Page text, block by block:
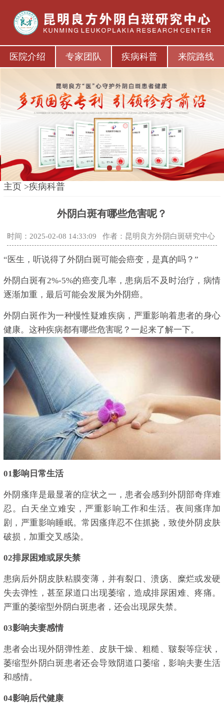
医院介绍 专家团队 疾病科普 来院路线
主页 >疾病科普
外阴白斑有哪些危害呢？
时间：2025-02-08 14:33:09 作者：昆明良方外阴白斑研究中心
“医生，听说得了外阴白斑可能会癌变，是真的吗？”
外阴白斑有2%-5%的癌变几率，患病后不及时治疗，病情
逐渐加重，最后可能会发展为外阴癌。
外阴白斑作为一种慢性疑难疾病，严重影响着患者的身心
健康。这种疾病都有哪些危害呢？一起来了解一下。
01影响日常生活
外阴瘙痒是最显著的症状之一，患者会感到外阴部奇痒难
忍。白天坐立难安，严重影响工作和生活。夜间瘙痒加
剧，严重影响睡眠。常因瘙痒忍不住抓挠，致使外阴皮肤
破损，加重交叉感染。
02排尿困难或尿失禁
患病后外阴皮肤粘膜变薄，并有裂口、溃疡、糜烂或发硬
失去弹性，甚至尿道口出现萎缩，造成排尿困难、疼痛。
严重的萎缩型外阴白斑患者，还会出现尿失禁。
03影响夫妻感情
患者会出现外阴弹性差、皮肤干燥、粗糙、皲裂等症状，
萎缩型外阴白斑患者还会导致阴道口萎缩，影响夫妻生活
和感情。
04影响后代健康